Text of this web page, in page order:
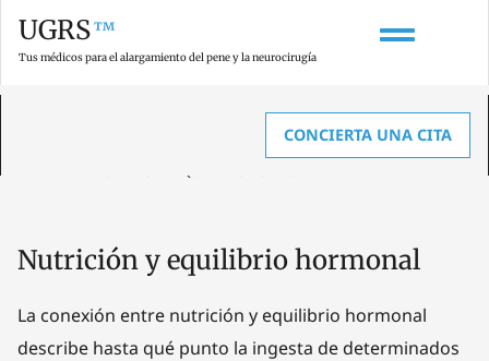
UGRS™
Tus médicos para el alargamiento del pene y la neurocirugía
CONCIERTA UNA CITA
GLOSARIO SOBRE AGRANDAMIENTO DE PENE, ANATOMÍA Y
Nutrición y equilibrio hormonal
La conexión entre nutrición y equilibrio hormonal
describe hasta qué punto la ingesta de determinados